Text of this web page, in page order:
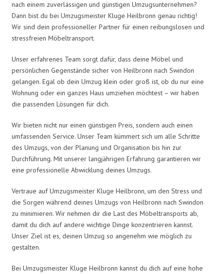
nach einem zuverlässigen und günstigen Umzugsunternehmen?
Dann bist du bei Umzugsmeister Kluge Heilbronn genau richtig!
Wir sind dein professioneller Partner für einen reibungslosen und
stressfreien Möbeltransport.
Unser erfahrenes Team sorgt dafür, dass deine Möbel und
persönlichen Gegenstände sicher von Heilbronn nach Swindon
gelangen. Egal ob dein Umzug klein oder groß ist, ob du nur eine
Wohnung oder ein ganzes Haus umziehen möchtest – wir haben
die passenden Lösungen für dich.
Wir bieten nicht nur einen günstigen Preis, sondern auch einen
umfassenden Service. Unser Team kümmert sich um alle Schritte
des Umzugs, von der Planung und Organisation bis hin zur
Durchführung. Mit unserer langjährigen Erfahrung garantieren wir
eine professionelle Abwicklung deines Umzugs.
Vertraue auf Umzugsmeister Kluge Heilbronn, um den Stress und
die Sorgen während deines Umzugs von Heilbronn nach Swindon
zu minimieren. Wir nehmen dir die Last des Möbeltransports ab,
damit du dich auf andere wichtige Dinge konzentrieren kannst.
Unser Ziel ist es, deinen Umzug so angenehm wie möglich zu
gestalten.
Bei Umzugsmeister Kluge Heilbronn kannst du dich auf eine hohe